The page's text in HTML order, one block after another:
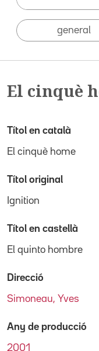
general
El cinquè
Títol en català
El cinquè home
Títol original
Ignition
Títol en castellà
El quinto hombre
Direcció
Simoneau, Yves
Any de producció
2001